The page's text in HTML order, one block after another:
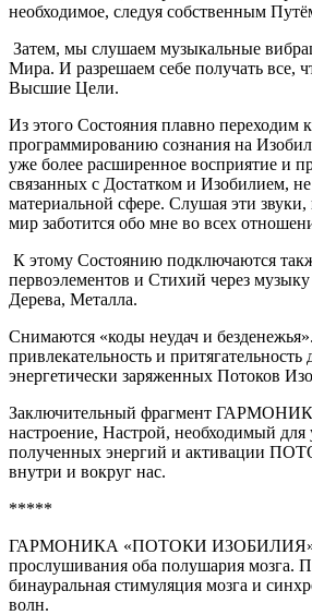
необходимое, следуя собственным
Затем, мы слушаем музыкальные
Мира. И разрешаем себе получать все,
Высшие Цели.
Из этого Состояния плавно переходим
программированию сознания на
уже более расширенное восприятие и
связанных с Достатком и Изобилием, не
материальной сфере. Слушая эти
мир заботится обо мне во всех
К этому Состоянию подключаются
первоэлементов и Стихий через
Дерева, Металла.
Снимаются «коды неудач и
привлекательность и
энергетически заряженных Потоков
Заключительный фрагмент
настроение, Настрой, необходимый для
полученных энергий и активации
внутри и вокруг нас.
*****
ГАРМОНИКА «ПОТОКИ ИЗОБИЛИЯ»
прослушивания оба полушария мозга.
бинауральная стимуляция мозга и
волн.